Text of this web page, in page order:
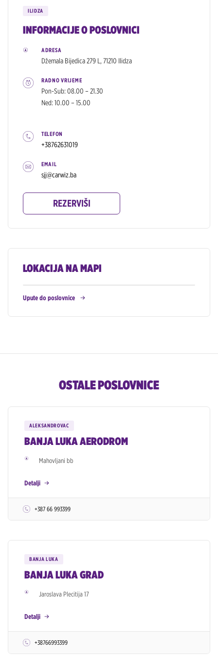
ILIDZA
INFORMACIJE O POSLOVNICI
ADRESA
Džemala Bijedica 279 L, 71210 Ilidza
RADNO VRIJEME
Pon-Sub: 08.00 – 21.30
Ned: 10.00 – 15.00
TELEFON
+38762631019
EMAIL
sjj@carwiz.ba
REZERVIŠI
LOKACIJA NA MAPI
Upute do poslovnice
OSTALE POSLOVNICE
ALEKSANDROVAC
BANJA LUKA AERODROM
Mahovljani bb
Detalji
+387 66 993399
BANJA LUKA
BANJA LUKA GRAD
Jaroslava Plecitija 17
Detalji
+38766993399